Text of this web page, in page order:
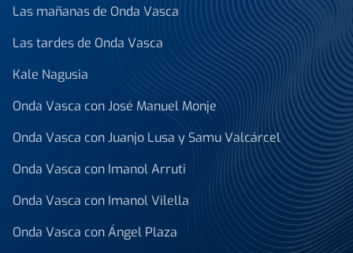
Las mañanas de Onda Vasca
Las tardes de Onda Vasca
Kale Nagusia
Onda Vasca con José Manuel Monje
Onda Vasca con Juanjo Lusa y Samu Valcárcel
Onda Vasca con Imanol Arruti
Onda Vasca con Imanol Vilella
Onda Vasca con Ángel Plaza